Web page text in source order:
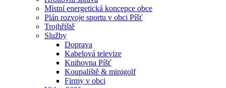
Místní energetická koncepce obce
Plán rozvoje sportu v obci Píšť
Trojhřiště
Služby
Doprava
Kabelová televize
Knihovna Píšť
Koupaliště & minigolf
Firmy v obci